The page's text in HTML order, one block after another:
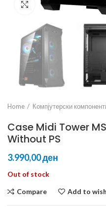
Click to enlarge
Home Компјутерски
Case Midi Tower
Without PS
ден
Out of stock
Compare Add to